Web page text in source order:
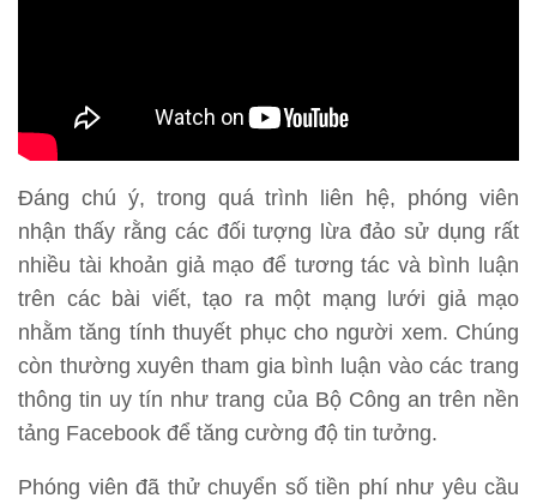
Đáng chú ý, trong quá trình liên hệ, phóng viên
nhận thấy rằng các đối tượng lừa đảo sử dụng rất
nhiều tài khoản giả mạo để tương tác và bình luận
trên các bài viết, tạo ra một mạng lưới giả mạo
nhằm tăng tính thuyết phục cho người xem. Chúng
còn thường xuyên tham gia bình luận vào các trang
thông tin uy tín như trang của Bộ Công an trên nền
tảng Facebook để tăng cường độ tin tưởng.
Phóng viên đã thử chuyển số tiền phí như yêu cầu